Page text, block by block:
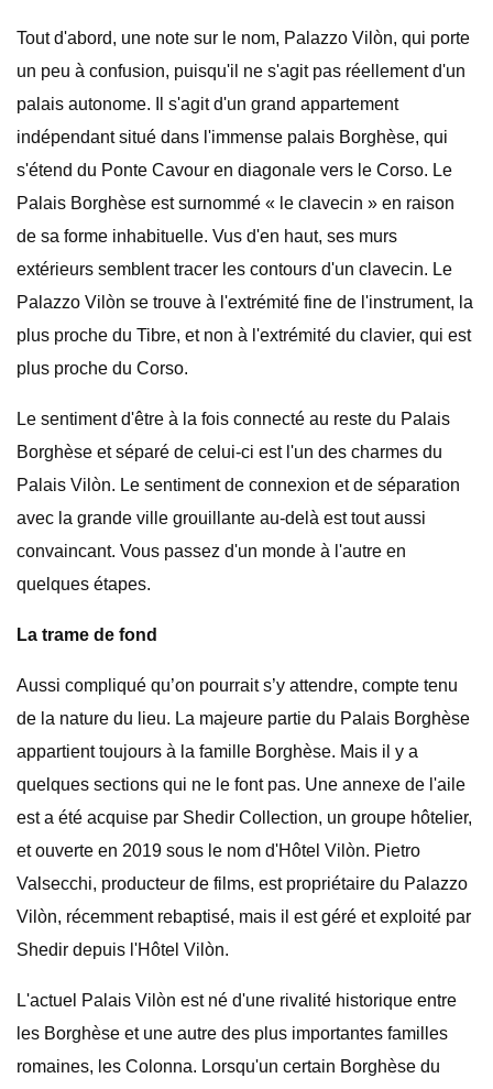
Tout d'abord, une note sur le nom, Palazzo Vilòn, qui porte
un peu à confusion, puisqu'il ne s'agit pas réellement d'un
palais autonome. Il s'agit d'un grand appartement
indépendant situé dans l'immense palais Borghèse, qui
s'étend du Ponte Cavour en diagonale vers le Corso. Le
Palais Borghèse est surnommé « le clavecin » en raison
de sa forme inhabituelle. Vus d'en haut, ses murs
extérieurs semblent tracer les contours d'un clavecin. Le
Palazzo Vilòn se trouve à l'extrémité fine de l'instrument, la
plus proche du Tibre, et non à l'extrémité du clavier, qui est
plus proche du Corso.
Le sentiment d'être à la fois connecté au reste du Palais
Borghèse et séparé de celui-ci est l'un des charmes du
Palais Vilòn. Le sentiment de connexion et de séparation
avec la grande ville grouillante au-delà est tout aussi
convaincant. Vous passez d'un monde à l'autre en
quelques étapes.
La trame de fond
Aussi compliqué qu’on pourrait s’y attendre, compte tenu
de la nature du lieu. La majeure partie du Palais Borghèse
appartient toujours à la famille Borghèse. Mais il y a
quelques sections qui ne le font pas. Une annexe de l'aile
est a été acquise par Shedir Collection, un groupe hôtelier,
et ouverte en 2019 sous le nom d'Hôtel Vilòn. Pietro
Valsecchi, producteur de films, est propriétaire du Palazzo
Vilòn, récemment rebaptisé, mais il est géré et exploité par
Shedir depuis l'Hôtel Vilòn.
L'actuel Palais Vilòn est né d'une rivalité historique entre
les Borghèse et une autre des plus importantes familles
romaines, les Colonna. Lorsqu'un certain Borghèse du